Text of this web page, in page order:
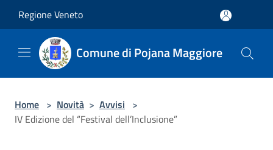
Regione Veneto
Comune di Pojana Maggiore
Home > Novità > Avvisi >
IV Edizione del “Festival dell’Inclusione”